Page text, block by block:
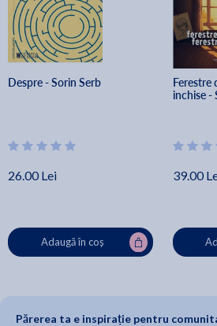
Despre - Sorin Serb
26.00 Lei
Adaugă în coș
Ferestre
inchise -
39.00
Părerea ta e inspirație pentru